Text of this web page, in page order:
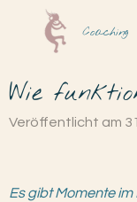
HauptinhaltCoaching
Wie
Veröffentlicht am
Es gibt Momente